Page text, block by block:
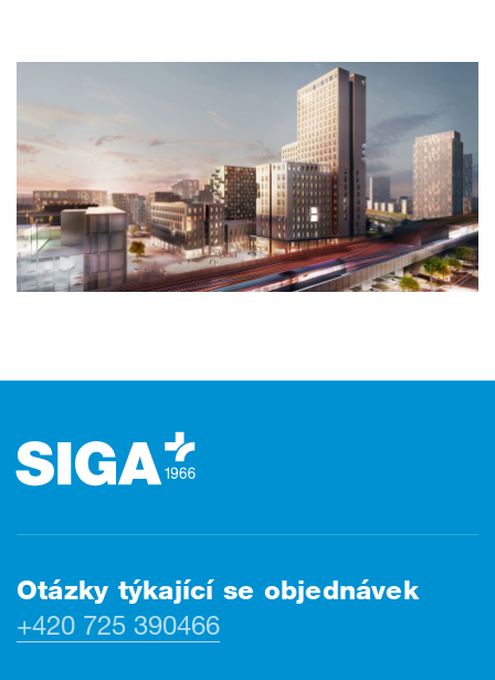
Otázky týkající se objednávek
+420 725 390466